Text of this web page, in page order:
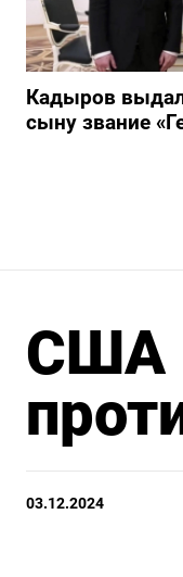
Кадыров
сыну звание
США
03.12.2024